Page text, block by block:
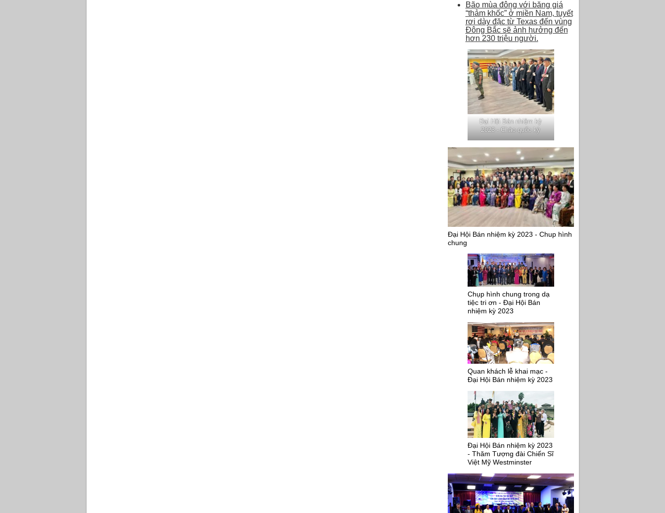
Bão mùa đông với băng giá
“thảm khốc” ở miền Nam, tuyết
rơi dày đặc từ Texas đến vùng
Đông Bắc sẽ ảnh hưởng đến
hơn 230 triệu người.
Đại Hội Bán nhiệm kỳ
2023 - Chào quốc kỳ
Đại Hội Bán nhiệm kỳ 2023 - Chup hình
chung
Chụp hình chung trong dạ
tiệc tri ơn - Đại Hội Bán
nhiệm kỳ 2023
Quan khách lễ khai mạc -
Đại Hội Bán nhiệm kỳ 2023
Đại Hội Bán nhiệm kỳ 2023
- Thăm Tượng đài Chiến Sĩ
Việt Mỹ Westminster